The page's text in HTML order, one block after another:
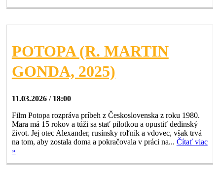
POTOPA (R. MARTIN
GONDA, 2025)
11.03.2026/ 18:00
Film Potopa rozpráva príbeh z Československa z roku 1980.
Mara má 15 rokov a túži sa stať pilotkou a opustiť dedinský
život. Jej otec Alexander, rusínsky roľník a vdovec, však trvá
na tom, aby zostala doma a pokračovala v práci na... Čítať viac
»